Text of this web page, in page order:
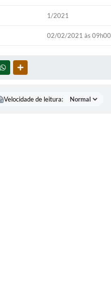
1/2021
02/02/2021 às 09h00
WHATSAPP
Velocidade de leitura: